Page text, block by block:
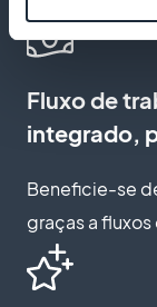
Fluxo de
integrado,
Beneficie-se
graças a